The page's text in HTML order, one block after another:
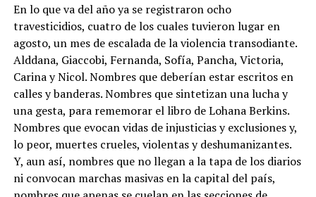
En lo que va del año ya se registraron ocho
travesticidios, cuatro de los cuales tuvieron lugar en
agosto, un mes de escalada de la violencia transodiante.
Alddana, Giaccobi, Fernanda, Sofía, Pancha, Victoria,
Carina y Nicol. Nombres que deberían estar escritos en
calles y banderas. Nombres que sintetizan una lucha y
una gesta, para rememorar el libro de Lohana Berkins.
Nombres que evocan vidas de injusticias y exclusiones y,
lo peor, muertes crueles, violentas y deshumanizantes.
Y, aun así, nombres que no llegan a la tapa de los diarios
ni convocan marchas masivas en la capital del país,